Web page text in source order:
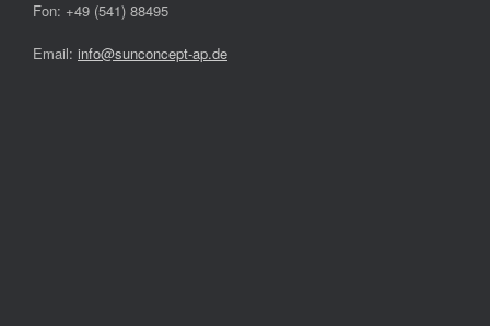
Fon: +49 (541) 88495
Email: info@sunconcept-ap.de